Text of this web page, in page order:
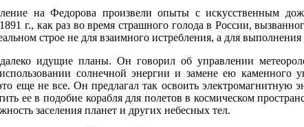
на Федорова произвели опыты с искусственным
г., как раз во время страшного голода в России,
строе не для взаимного истребления, а для
идущие планы. Он говорил об управлении
солнечной энергии и замене ею каменного
еще не все. Он предлагал так освоить электромагнитную
ее в подобие корабля для полетов в космическом
заселения планет и других небесных тел.